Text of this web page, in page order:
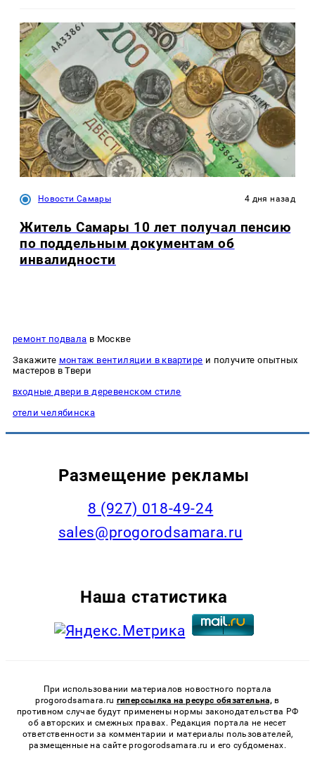
Новости Самары 4 дня назад
Житель Самары 10 лет получал пенсию
по поддельным документам об
инвалидности
ремонт подвала в Москве
Закажите монтаж вентиляции в квартире и получите опытных
мастеров в Твери
входные двери в деревенском стиле
отели челябинска
Размещение рекламы
8 (927) 018-49-24
sales@progorodsamara.ru
Наша статистика
При использовании материалов новостного портала
progorodsamara.ru гиперссылка на ресурс обязательна, в
противном случае будут применены нормы законодательства РФ
об авторских и смежных правах. Редакция портала не несет
ответственности за комментарии и материалы пользователей,
размещенные на сайте progorodsamara.ru и его субдоменах.